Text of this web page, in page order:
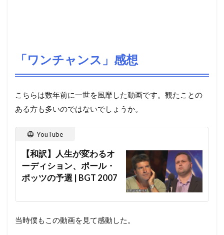
「ワンチャンス」感想
こちらは数年前に一世を風靡した動画です。観たことの
ある方も多いのではないでしょうか。
YouTube
【和訳】人生が変わるオ
ーディション、ポール・
ポッツの予選 | BGT 2007
当時僕もこの動画を見て感動した。